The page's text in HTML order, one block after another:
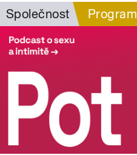
Společnost Program